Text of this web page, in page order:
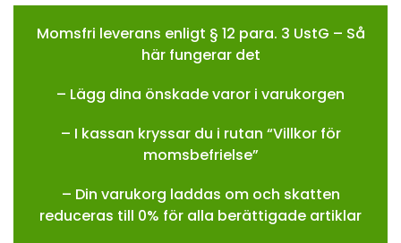
Momsfri leverans enligt § 12 para. 3 UstG – Så
här fungerar det
– Lägg dina önskade varor i varukorgen
– I kassan kryssar du i rutan “Villkor för
momsbefrielse”
– Din varukorg laddas om och skatten
reduceras till 0% för alla berättigade artiklar